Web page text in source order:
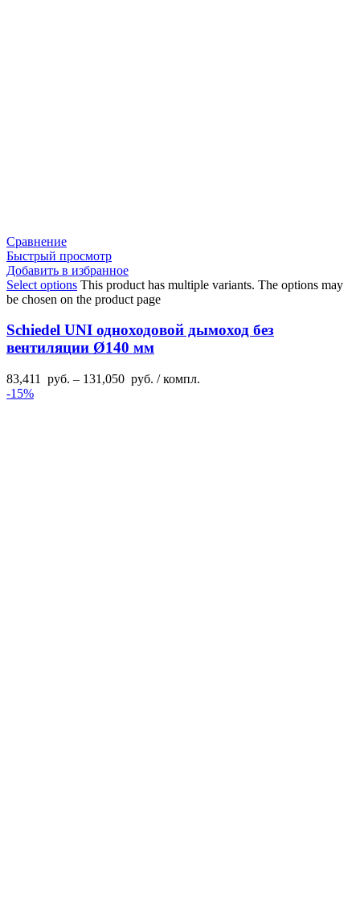
Сравнение
Быстрый просмотр
Добавить в избранное
Select options This product has multiple variants. The options may
be chosen on the product page
Schiedel UNI одноходовой дымоход без
вентиляции Ø140 мм
83,411 руб. – 131,050 руб. / компл.
-15%